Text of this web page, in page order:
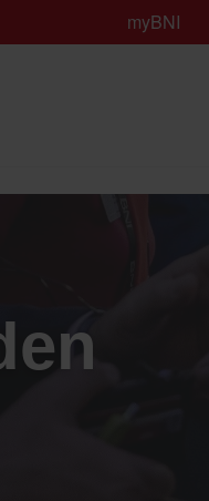
myBNI